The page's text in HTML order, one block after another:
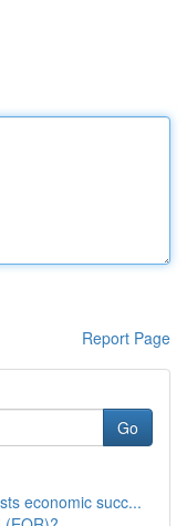
Report Page
Go
economic succ...